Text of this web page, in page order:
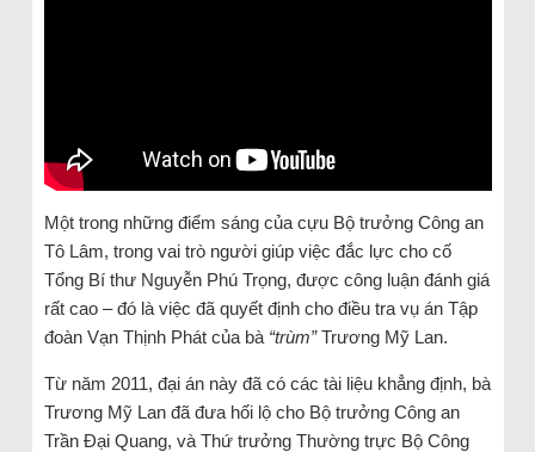
Một trong những điểm sáng của cựu Bộ trưởng Công an
Tô Lâm, trong vai trò người giúp việc đắc lực cho cố
Tổng Bí thư Nguyễn Phú Trọng, được công luận đánh giá
rất cao – đó là việc đã quyết định cho điều tra vụ án Tập
đoàn Vạn Thịnh Phát của bà “trùm”Trương Mỹ Lan.
Từ năm 2011, đại án này đã có các tài liệu khẳng định, bà
Trương Mỹ Lan đã đưa hối lộ cho Bộ trưởng Công an
Trần Đại Quang, và Thứ trưởng Thường trực Bộ Công